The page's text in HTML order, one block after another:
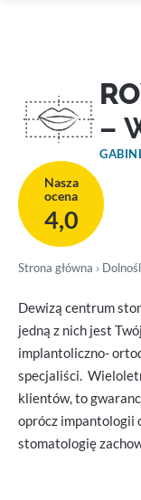
–
Nasza
ocena
4,0
Strona główna ›
Dewizą centrum
jedną z nich jest
implantoliczno-
specjaliści.
klientów, to
oprócz impantologii
stomatologię